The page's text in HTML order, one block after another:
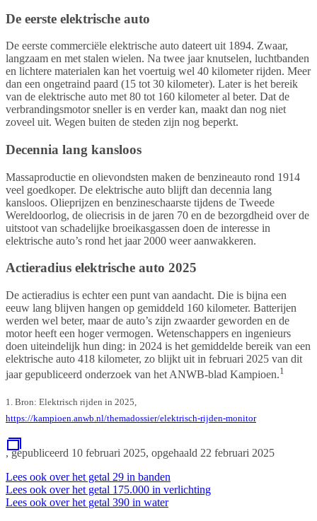
De eerste elektrische auto
De eerste commerciële elektrische auto dateert uit 1894. Zwaar,
langzaam en met stalen wielen. Na twee jaar knutselen, luchtbanden
en lichtere materialen kan het voertuig wel 40 kilometer rijden. Meer
dan een ongetraind paard (15 tot 30 kilometer). Later is het bereik
van de elektrische auto met 80 tot 160 kilometer al beter. Dat de
verbrandingsmotor sneller is en verder kan, maakt dan nog niet
zoveel uit. Wegen buiten de steden zijn nog beperkt.
Decennia lang kansloos
Massaproductie en olievondsten maken de benzineauto rond 1914
veel goedkoper. De elektrische auto blijft dan decennia lang
kansloos. Olieprijzen en benzineschaarste tijdens de Tweede
Wereldoorlog, de oliecrisis in de jaren 70 en de bezorgdheid over de
uitstoot van schadelijke broeikasgassen doen de interesse in
elektrische auto’s rond het jaar 2000 weer aanwakkeren.
Actieradius elektrische auto 2025
De actieradius is echter een punt van aandacht. Die is bijna een
eeuw lang blijven hangen op gemiddeld 160 kilometer. Batterijen
werden wel beter, maar de auto’s zijn zwaarder geworden en de
motor heeft een hoger vermogen. Wetenschappers en ingenieurs
doen uiteindelijk hun ding: in 2024 is het gemiddelde bereik van een
elektrische auto 418 kilometer, zo blijkt uit in februari 2025 van dit
jaar gepubliceerd onderzoek van het ANWB-blad Kampioen.1
1. Bron: Elektrisch rijden in 2025,
https://kampioen.anwb.nl/themadossier/elektrisch-rijden-monitor
, gepubliceerd 10 februari 2025, opgehaald 22 februari 2025
Lees ook over het getal 29 in banden
Lees ook over het getal 175.000 in verlichting
Lees ook over het getal 390 in water